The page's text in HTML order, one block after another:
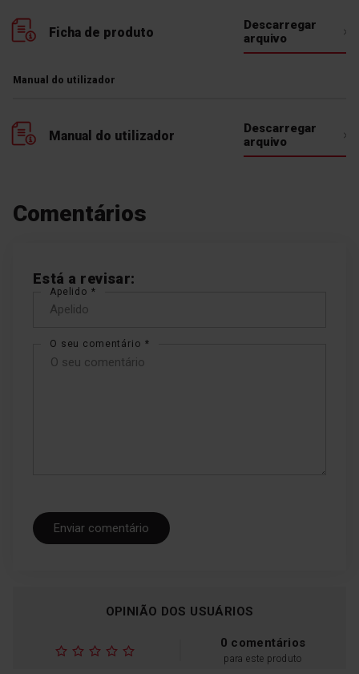
quente e só desaparece
quando o queimador está
Depois de decorrido o
Ficha de produto
Descarregar
arquivo
Manual do utilizador
Manual do utilizador
Descarregar
arquivo
Comentários
Está a revisar:
Apelido
O seu comentário
Enviar comentário
OPINIÃO DOS USUÁRIOS
0 comentários
para este produto